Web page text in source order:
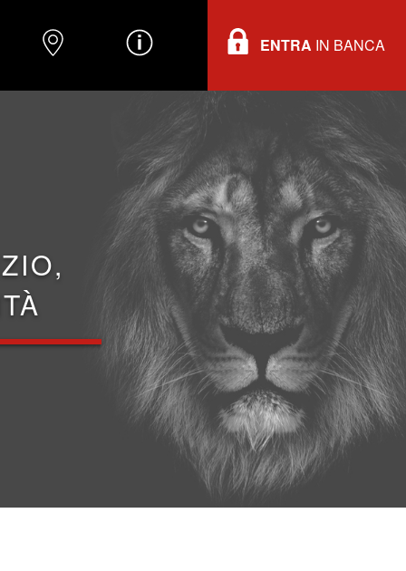
ENTRA IN BANCA